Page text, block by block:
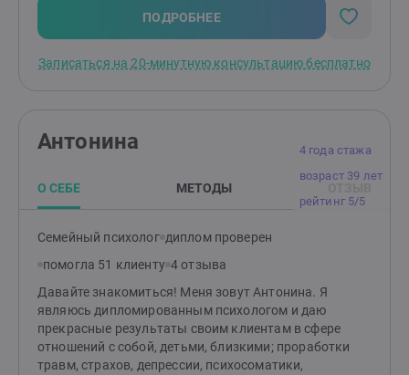
ПОДРОБНЕЕ
Записаться на 20-минутную консультацию бесплатно
4 года стажа
возраст 39 лет
рейтинг 5/5
Антонина
О СЕБЕ МЕТОДЫ
Семейный психолог диплом проверен
помогла 51 клиенту 4 отзыва
Давайте знакомиться! Меня зовут Антонина. Я
являюсь дипломированным психологом и даю
прекрасные результаты своим клиентам в сфере
отношений с собой, детьми, близкими; проработки
травм, страхов, депрессии, психосоматики,